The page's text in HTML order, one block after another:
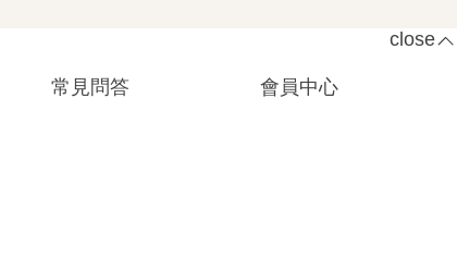
close
常見問答 會員中心